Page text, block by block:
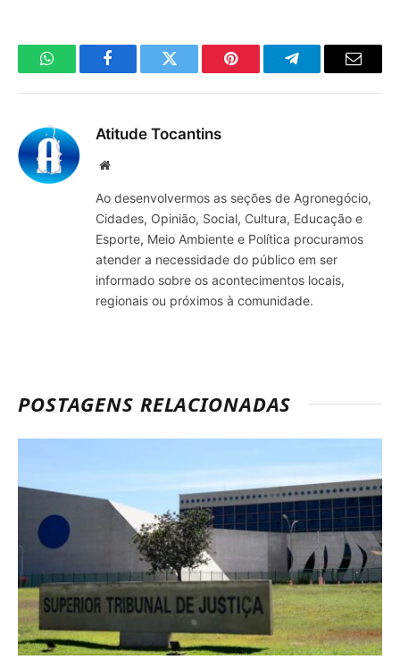
WhatsAppFacebookTwitter Pinterest TelegramaE-
Atitude Tocantins
Site
Ao desenvolvermos as seções de Agronegócio,
Cidades, Opinião, Social, Cultura, Educação e
Esporte, Meio Ambiente e Política procuramos
atender a necessidade do público em ser
informado sobre os acontecimentos locais,
regionais ou próximos à comunidade.
POSTAGENS RELACIONADAS